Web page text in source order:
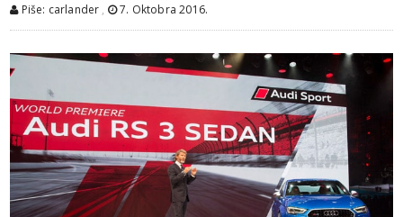
Piše: carlander , 7. Oktobra 2016.